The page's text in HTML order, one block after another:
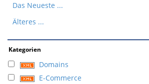
Das Neueste ...
Älteres ...
Kategorien
Domains
E-Commerce